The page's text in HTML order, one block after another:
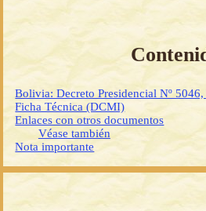
Bolivia: Decreto Presidencial Nº
Ficha Técnica (DCMI)
Enlaces con otros documentos
Véase también
Nota importante